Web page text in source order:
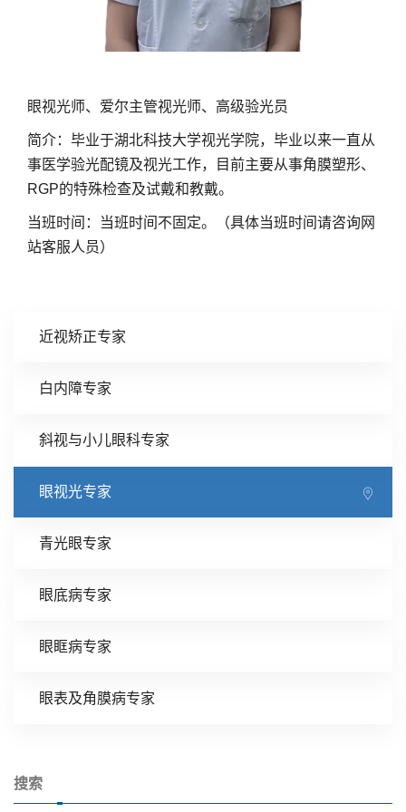
近视矫正专家
白内障专家
斜视与小儿眼科专家
眼视光专家
青光眼专家
眼底病专家
眼眶病专家
眼表及角膜病专家
搜索
眼视光师、爱尔主管视光师、高级验光员
简介：毕业于湖北科技大学视光学院，毕业以来一直从
事医学验光配镜及视光工作，目前主要从事角膜塑形、
RGP的特殊检查及试戴和教戴。
当班时间：当班时间不固定。（具体当班时间请咨询网
站客服人员）